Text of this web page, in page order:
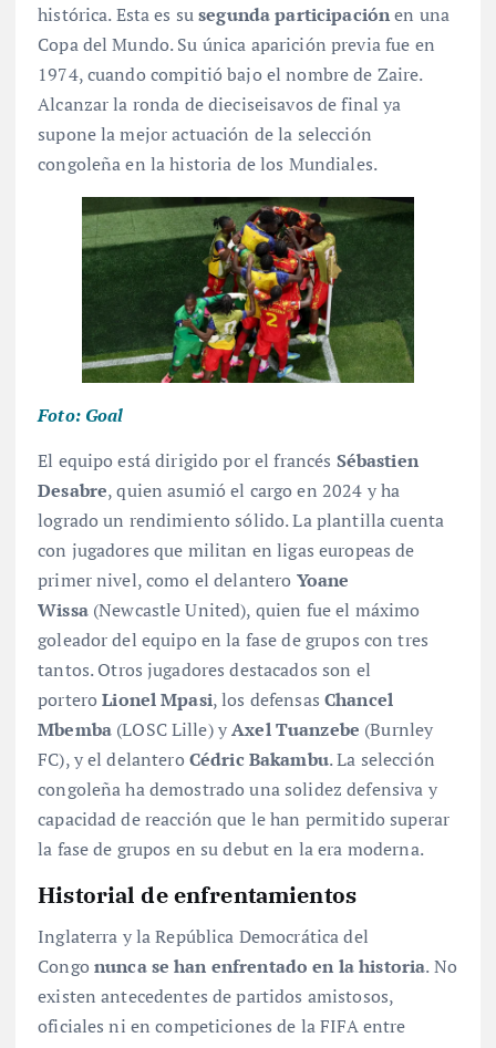
histórica. Esta es susegunda participaciónen una
Copa del Mundo. Su única aparición previa fue en
1974, cuando compitió bajo el nombre de Zaire.
Alcanzar la ronda de dieciseisavos de final ya
supone la mejor actuación de la selección
congoleña en la historia de los Mundiales.
Foto: Goal
El equipo está dirigido por el francés Sébastien
Desabre, quien asumió el cargo en 2024 y ha
logrado un rendimiento sólido. La plantilla cuenta
con jugadores que militan en ligas europeas de
primer nivel, como el delantero Yoane
Wissa(Newcastle United), quien fue el máximo
goleador del equipo en la fase de grupos con tres
tantos. Otros jugadores destacados son el
porteroLionel Mpasi, los defensasChancel
Mbemba(LOSC Lille) yAxel Tuanzebe (Burnley
FC), y el delanteroCédric Bakambu. La selección
congoleña ha demostrado una solidez defensiva y
capacidad de reacción que le han permitido superar
la fase de grupos en su debut en la era moderna.
Historial de enfrentamientos
Inglaterra y la República Democrática del
Congonunca se han enfrentado en la historia. No
existen antecedentes de partidos amistosos,
oficiales ni en competiciones de la FIFA entre